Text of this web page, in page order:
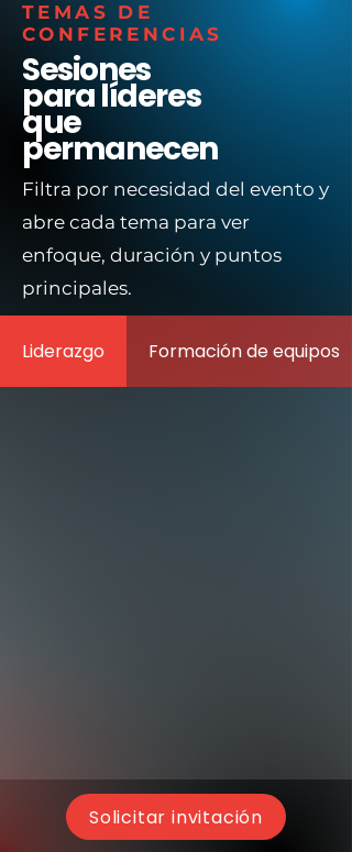
TEMAS DE
CONFERENCIAS
Sesiones
para líderes
que
permanecen
Filtra por necesidad del evento y
abre cada tema para ver
enfoque, duración y puntos
principales.
Liderazgo Formación de equipos
Solicitar invitación